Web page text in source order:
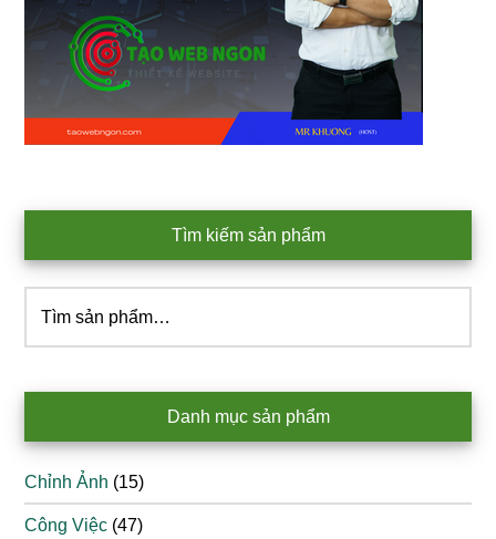
Tìm kiếm sản phẩm
kiếm:
Danh mục sản phẩm
Chỉnh Ảnh (15)
Công Việc (47)